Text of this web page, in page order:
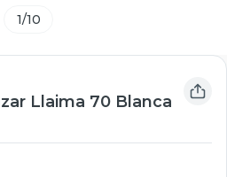
1/10
Llaima 70 Blanca